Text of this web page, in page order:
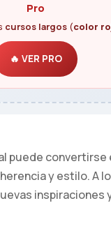
Pro
cursos largos(color
🔥 VER PRO
puede
y estilo. A